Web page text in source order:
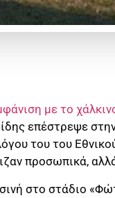
με το
επέστρεψε
του του
προσωπικά,
στο στάδιο